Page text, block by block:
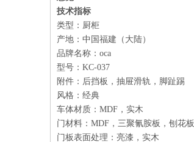
技术指标
类型：厨柜
产地：中国福建（大陆）
品牌名称：oca
型号：KC-037
附件：后挡板，抽屉滑轨，脚趾踢
风格：经典
车体材质：MDF，实木
门材料：MDF，三聚氰胺板，刨花板
门板表面处理：亮漆，实木